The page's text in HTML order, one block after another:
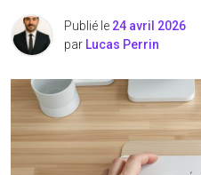
Publié le 24 avril 2026
par Lucas Perrin